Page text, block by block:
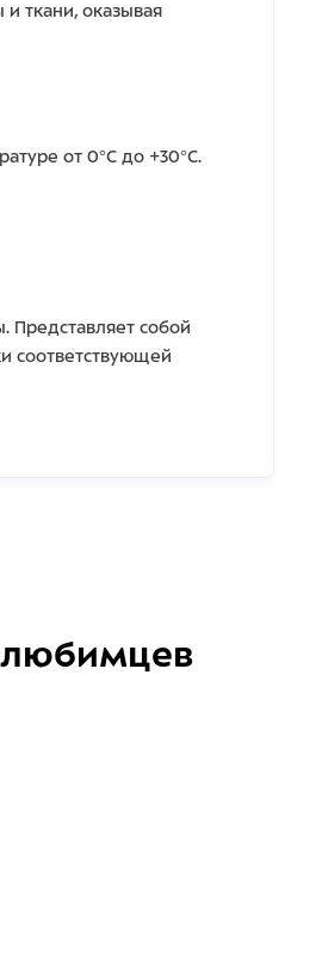
ткани, оказывая
от 0°С до +30°С.
Представляет собой
соответствующей